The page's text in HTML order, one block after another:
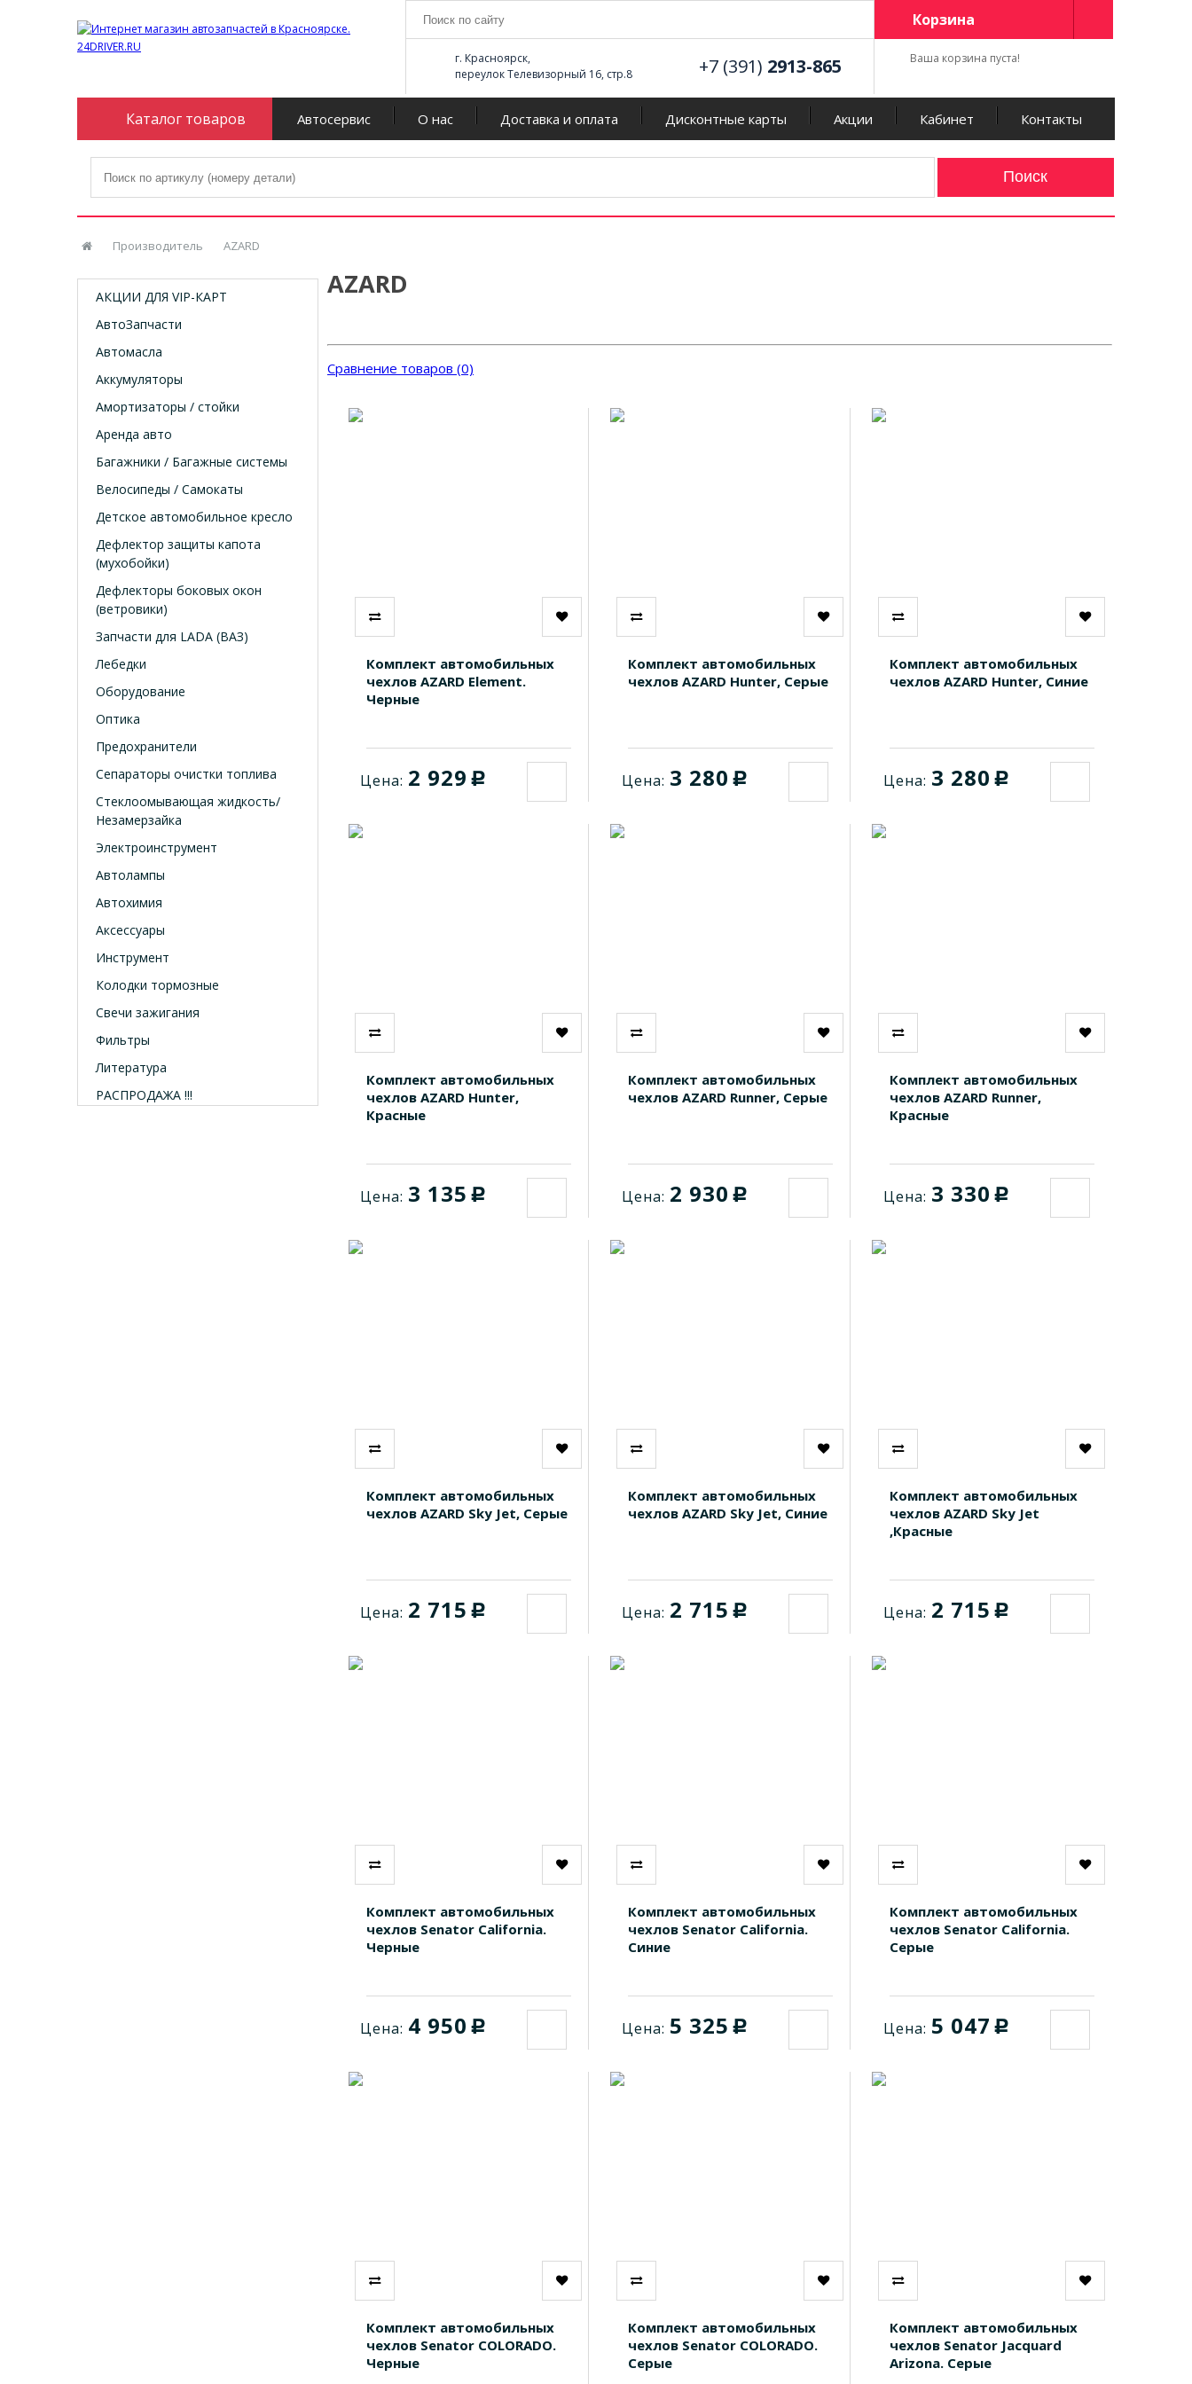
г. Красноярск,
переулок Телевизорный 16, стр.8
+7 (391) 2913-865
Корзина
Ваша корзина пуста!
Каталог товаров Автосервис О нас Доставка и оплата Дисконтные карты Акции Кабинет Контакты
Производитель AZARD
АКЦИИ ДЛЯ VIP-КАРТ
АвтоЗапчасти
Автомасла
Аккумуляторы
Амортизаторы / стойки
Аренда авто
Багажники / Багажные системы
Велосипеды / Самокаты
Детское автомобильное кресло
Дефлектор защиты капота
(мухобойки)
Дефлекторы боковых окон
(ветровики)
Запчасти для LADA (ВАЗ)
Лебедки
Оборудование
Оптика
Предохранители
Сепараторы очистки топлива
Стеклоомывающая жидкость/
Незамерзайка
Электроинструмент
Автолампы
Автохимия
Аксессуары
Инструмент
Колодки тормозные
Свечи зажигания
Фильтры
Литература
РАСПРОДАЖА !!!
AZARD
Сравнение товаров (0)
Комплект автомобильных
чехлов AZARD Element.
Черные
Цена: 2 929 c
Комплект автомобильных
чехлов AZARD Hunter, Серые
Цена: 3 280 c
Комплект автомобильных
чехлов AZARD Hunter, Синие
Цена: 3 280 c
Комплект автомобильных
чехлов AZARD Hunter,
Красные
Цена: 3 135 c
Комплект автомобильных
чехлов AZARD Runner, Серые
Цена: 2 930 c
Комплект автомобильных
чехлов AZARD Runner,
Красные
Цена: 3 330 c
Комплект автомобильных
чехлов AZARD Sky Jet, Серые
Цена: 2 715 c
Комплект автомобильных
чехлов AZARD Sky Jet, Синие
Цена: 2 715 c
Комплект автомобильных
чехлов AZARD Sky Jet
,Красные
Цена: 2 715 c
Комплект автомобильных
чехлов Senator California.
Черные
Цена: 4 950 c
Комплект автомобильных
чехлов Senator California.
Синие
Цена: 5 325 c
Комплект автомобильных
чехлов Senator California.
Серые
Цена: 5 047 c
Комплект автомобильных
чехлов Senator COLORADO.
Черные
Комплект автомобильных
чехлов Senator COLORADO.
Серые
Комплект автомобильных
чехлов Senator Jacquard
Arizona. Серые